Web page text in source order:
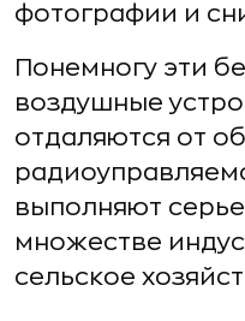
фотографии и
Понемногу эти
воздушные
отдаляются от
выполняют
множестве
сельское